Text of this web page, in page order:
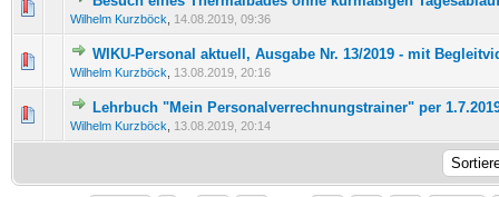
Wilhelm Kurzböck 14.08.2019, 09:36
0 Bewertung(en) - 0 von 5 durchschnittlich
12345
WIKU-Personal aktuell, Ausgabe Nr. 13/2019 - mit
Wilhelm Kurzböck 13.08.2019, 20:16
0 Bewertung(en) - 0 von 5 durchschnittlich
12345
Lehrbuch "Mein Personalverrechnungstrainer" per
Wilhelm Kurzböck 13.08.2019, 20:14
0 Bewertung(en) - 0 von 5 durchschnittlich
12345